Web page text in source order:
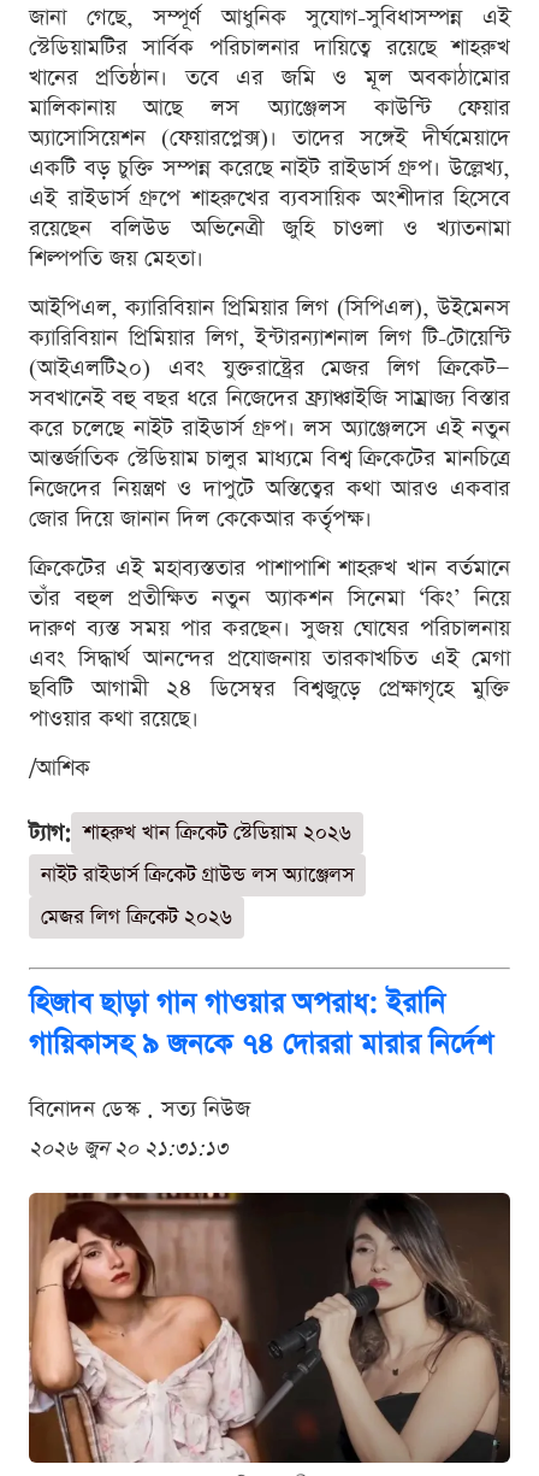
জানা গেছে, সম্পূর্ণ আধুনিক সুযোগ-সুবিধাসম্পন্ন এই
স্টেডিয়ামটির সার্বিক পরিচালনার দায়িত্বে রয়েছে শাহরুখ
খানের প্রতিষ্ঠান। তবে এর জমি ও মূল অবকাঠামোর
মালিকানায় আছে লস অ্যাঞ্জেলস কাউন্টি ফেয়ার
অ্যাসোসিয়েশন (ফেয়ারপ্লেক্স)। তাদের সঙ্গেই দীর্ঘমেয়াদে
একটি বড় চুক্তি সম্পন্ন করেছে নাইট রাইডার্স গ্রুপ। উল্লেখ্য,
এই রাইডার্স গ্রুপে শাহরুখের ব্যবসায়িক অংশীদার হিসেবে
রয়েছেন বলিউড অভিনেত্রী জুহি চাওলা ও খ্যাতনামা
শিল্পপতি জয় মেহতা।
আইপিএল, ক্যারিবিয়ান প্রিমিয়ার লিগ (সিপিএল), উইমেনস
ক্যারিবিয়ান প্রিমিয়ার লিগ, ইন্টারন্যাশনাল লিগ টি-টোয়েন্টি
(আইএলটি২০) এবং যুক্তরাষ্ট্রের মেজর লিগ ক্রিকেট—
সবখানেই বহু বছর ধরে নিজেদের ফ্র্যাঞ্চাইজি সাম্রাজ্য বিস্তার
করে চলেছে নাইট রাইডার্স গ্রুপ। লস অ্যাঞ্জেলসে এই নতুন
আন্তর্জাতিক স্টেডিয়াম চালুর মাধ্যমে বিশ্ব ক্রিকেটের মানচিত্রে
নিজেদের নিয়ন্ত্রণ ও দাপুটে অস্তিত্বের কথা আরও একবার
জোর দিয়ে জানান দিল কেকেআর কর্তৃপক্ষ।
ক্রিকেটের এই মহাব্যস্ততার পাশাপাশি শাহরুখ খান বর্তমানে
তাঁর বহুল প্রতীক্ষিত নতুন অ্যাকশন সিনেমা ‘কিং’ নিয়ে
দারুণ ব্যস্ত সময় পার করছেন। সুজয় ঘোষের পরিচালনায়
এবং সিদ্ধার্থ আনন্দের প্রযোজনায় তারকাখচিত এই মেগা
ছবিটি আগামী ২৪ ডিসেম্বর বিশ্বজুড়ে প্রেক্ষাগৃহে মুক্তি
পাওয়ার কথা রয়েছে।
/আশিক
ট্যাগ: শাহরুখ খান ক্রিকেট স্টেডিয়াম ২০২৬
নাইট রাইডার্স ক্রিকেট গ্রাউন্ড লস অ্যাঞ্জেলস
মেজর লিগ ক্রিকেট ২০২৬
হিজাব ছাড়া গান গাওয়ার অপরাধ: ইরানি
গায়িকাসহ ৯ জনকে ৭৪ দোররা মারার নির্দেশ
বিনোদন ডেস্ক . সত্য নিউজ
২০২৬ জুন ২০ ২১:৩১:১৩